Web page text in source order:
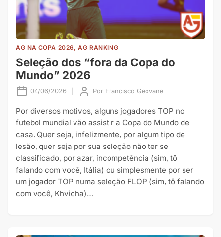
AG NA COPA 2026, AG RANKING
Seleção dos “fora da Copa do
Mundo” 2026
04/06/2026 Por Francisco Geovane
Por diversos motivos, alguns jogadores TOP no
futebol mundial vão assistir a Copa do Mundo de
casa. Quer seja, infelizmente, por algum tipo de
lesão, quer seja por sua seleção não ter se
classificado, por azar, incompetência (sim, tô
falando com você, Itália) ou simplesmente por ser
um jogador TOP numa seleção FLOP (sim, tô falando
com você, Khvicha)…